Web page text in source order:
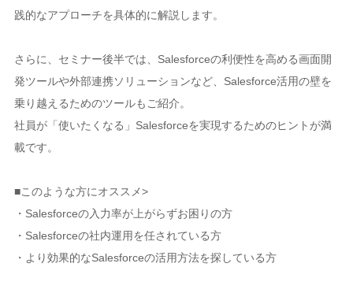
践的なアプローチを具体的に解説します。
さらに、セミナー後半では、Salesforceの利便性を高める画面開
発ツールや外部連携ソリューションなど、Salesforce活用の壁を
乗り越えるためのツールもご紹介。
社員が「使いたくなる」Salesforceを実現するためのヒントが満
載です。
■このような方にオススメ>
・Salesforceの入力率が上がらずお困りの方
・Salesforceの社内運用を任されている方
・より効果的なSalesforceの活用方法を探している方